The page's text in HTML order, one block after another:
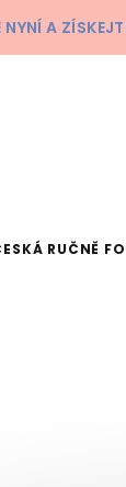
NYNÍ A
RUČNĚ